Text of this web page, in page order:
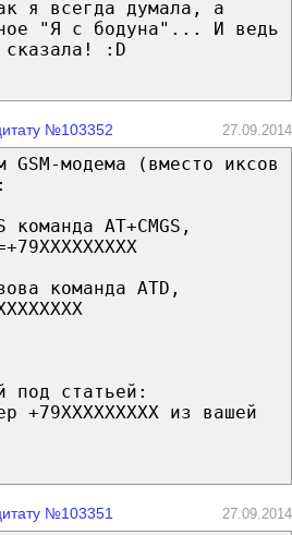
я всегда думала, а
"Я с бодуна"... И ведь
сказала! :D
№103352 27.09.2014
GSM-модема (вместо иксов
AT+CMGS,
команда ATD,
под статьей:
+79XXXXXXXXX из вашей
№103351 27.09.2014